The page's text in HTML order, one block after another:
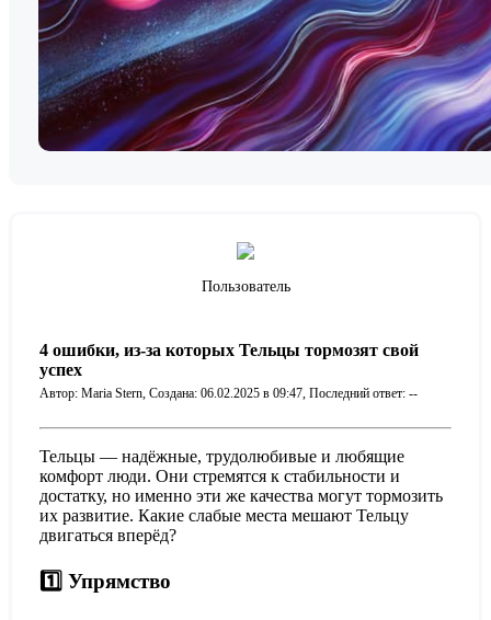
Пользователь
4 ошибки, из-за которых Тельцы тормозят свой
успех
Автор: Maria Stern, Создана: 06.02.2025 в 09:47, Последний ответ: --
Тельцы — надёжные, трудолюбивые и любящие
комфорт люди. Они стремятся к стабильности и
достатку, но именно эти же качества могут тормозить
их развитие. Какие слабые места мешают Тельцу
двигаться вперёд?
1️⃣ Упрямство